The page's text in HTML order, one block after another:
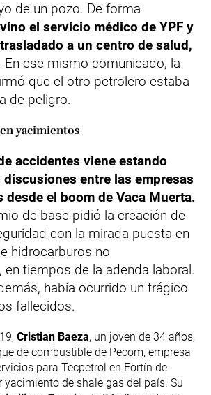
de un pozo. De forma
el servicio médico de YPF y
a un centro de salud,
En ese mismo comunicado, la
que el otro petrolero estaba
de peligro.
yacimientos
accidentes viene estando
discusiones entre las empresas
el boom de Vaca Muerta.
de base pidió la creación de
con la mirada puesta en
hidrocarburos no
en tiempos de la adenda laboral.
había ocurrido un trágico
fallecidos.
Cristian Baeza, un joven de 34 años,
de combustible de Pecom, empresa
para Tecpetrol en Fortín de
yacimiento de shale gas del país. Su